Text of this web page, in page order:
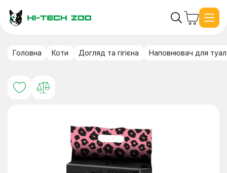
Головна Коти Догляд та гігієна Наповнювач для